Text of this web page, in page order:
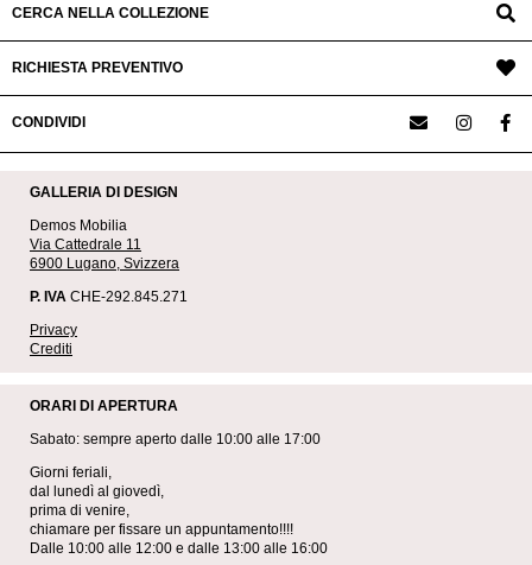
CERCA NELLA COLLEZIONE
RICHIESTA PREVENTIVO
CONDIVIDI
GALLERIA DI DESIGN
Demos Mobilia
Via Cattedrale 11
6900 Lugano, Svizzera
P. IVA CHE-292.845.271
Privacy
Crediti
ORARI DI APERTURA
Sabato: sempre aperto dalle 10:00 alle 17:00
Giorni feriali,
dal lunedì al giovedì,
prima di venire,
chiamare per fissare un appuntamento!!!!
Dalle 10:00 alle 12:00 e dalle 13:00 alle 16:00